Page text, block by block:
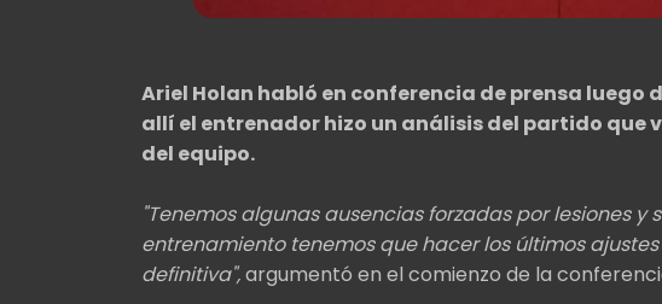
Ariel Holan habló en conferencia de prensa luego
allí el entrenador hizo un análisis del partido que
del equipo.
"Tenemos algunas ausencias forzadas por lesiones y
entrenamiento tenemos que hacer los últimos
definitiva",argumentó en el comienzo de la